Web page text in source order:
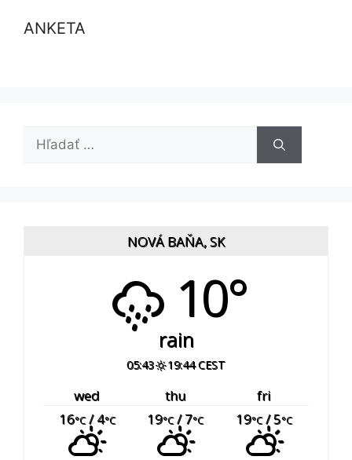
ANKETA
Hľadať:
NOVÁ BAŇA, SK
10°
rain
05:43 19:44 CEST
wed thu
fri
16°C/ 4°C 19°C/ 7°C 19°C/ 5°C